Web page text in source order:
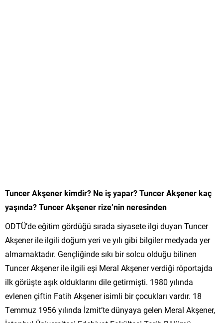
Tuncer Akşener kimdir? Ne iş yapar? Tuncer Akşener kaç
yaşında? Tuncer Akşener rize’nin neresinden
ODTÜ’de eğitim gördüğü sırada siyasete ilgi duyan Tuncer
Akşener ile ilgili doğum yeri ve yılı gibi bilgiler medyada yer
almamaktadır. Gençliğinde sıkı bir solcu olduğu bilinen
Tuncer Akşener ile ilgili eşi Meral Akşener verdiği röportajda
ilk görüşte aşık olduklarını dile getirmişti. 1980 yılında
evlenen çiftin Fatih Akşener isimli bir çocukları vardır. 18
Temmuz 1956 yılında İzmit’te dünyaya gelen Meral Akşener,